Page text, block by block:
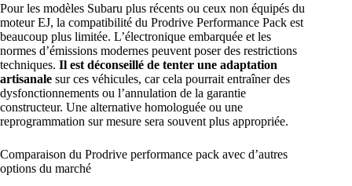
Pour les modèles Subaru plus récents ou ceux non équipés du
moteur EJ, la compatibilité du Prodrive Performance Pack est
beaucoup plus limitée. L’électronique embarquée et les
normes d’émissions modernes peuvent poser des restrictions
techniques. Il est déconseillé de tenter une adaptation
artisanale sur ces véhicules, car cela pourrait entraîner des
dysfonctionnements ou l’annulation de la garantie
constructeur. Une alternative homologuée ou une
reprogrammation sur mesure sera souvent plus appropriée.
Comparaison du Prodrive performance pack avec d’autres
options du marché